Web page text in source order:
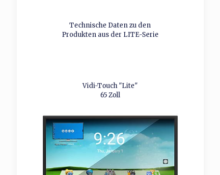
Technische Daten zu den
Produkten aus der LITE-Serie
Vidi-Touch "Lite"
65 Zoll